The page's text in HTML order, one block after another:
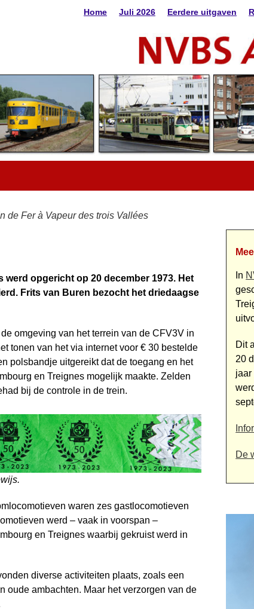
Home Juli 2026 Eerdere uitgaven
de Fer à Vapeur des trois Vallées
werd opgericht op 20 december 1973. Het
Frits van Buren bezocht het driedaagse
omgeving van het terrein van de CFV3V in
tonen van het via internet voor € 30 bestelde
polsbandje uitgereikt dat de toegang en het
en Treignes mogelijk maakte. Zelden
bij de controle in de trein.
waren zes gast­locomotieven
werd – vaak in voorspan –
en Treignes waarbij gekruist werd in
diverse activiteiten plaats, zoals een
oude ambachten. Maar het verzorgen van de
In
Dit
20
jaar
De